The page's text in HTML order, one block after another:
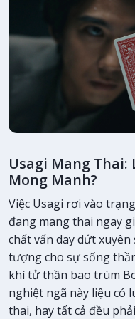
Usagi Mang Thai:
Mong Manh?
Việc Usagi rơi vào
đang mang thai ngay
chất vấn day dứt
tượng cho sự sống
khí tử thần bao trùm
nghiệt ngã này liệu có
thai, hay tất cả đều